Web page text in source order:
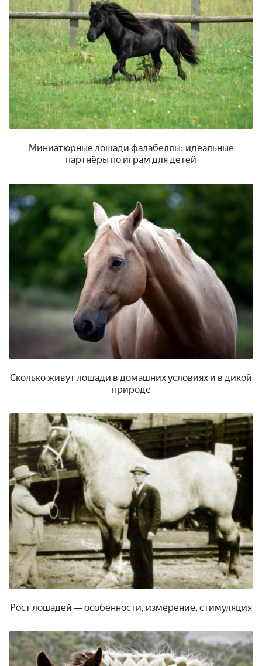
Миниатюрные лошади фалабеллы: идеальные
партнёры по играм для детей
Сколько живут лошади в домашних условиях и в дикой
природе
Рост лошадей — особенности, измерение, стимуляция